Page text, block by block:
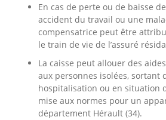
En cas de perte ou de baisse
accident du travail ou une
compensatrice peut être
le train de vie de l’assuré
La caisse peut allouer des
aux personnes isolées, sortant
hospitalisation ou en situation
mise aux normes pour un
département Hérault (34).